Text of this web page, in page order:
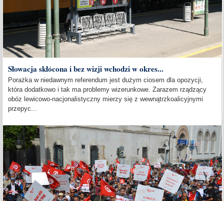
Słowacja skłócona i bez wizji wchodzi w okres...
Porażka w niedawnym referendum jest dużym ciosem dla opozycji,
która dodatkowo i tak ma problemy wizerunkowe. Zarazem rządzący
obóz lewicowo-nacjonalistyczny mierzy się z wewnątrzkoalicyjnymi
przepyc...